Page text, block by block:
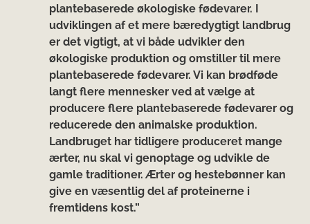
plantebaserede økologiske fødevarer. I
udviklingen af et mere bæredygtigt landbrug
er det vigtigt, at vi både udvikler den
økologiske produktion og omstiller til mere
plantebaserede fødevarer. Vi kan brødføde
langt flere mennesker ved at vælge at
producere flere plantebaserede fødevarer og
reducerede den animalske produktion.
Landbruget har tidligere produceret mange
ærter, nu skal vi genoptage og udvikle de
gamle traditioner. Ærter og hestebønner kan
give en væsentlig del af proteinerne i
fremtidens kost.”